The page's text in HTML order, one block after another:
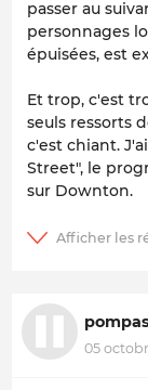
passer au
personnages
épuisées, est
Et trop, c'est
seuls ressorts
c'est chiant.
Street", le
sur Downton.
05